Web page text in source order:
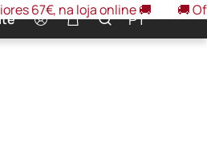
loja online 🚚 🚚 Oferta
0 PT